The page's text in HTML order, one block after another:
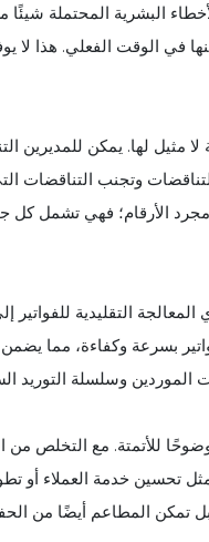
البشرية المحتملة
في الوقت الفعلي. هذا
مثيل لها. يمكن للمديرين
وتجنب التناقضات
الأرقام؛ فهي تشمل كل
التقليدية
بسرعة وكفاءة، مما
وضوحًا للأتمتة. مع التخلص
تحسين خدمة العملاء أو
تمكن المطاعم أيضًا من